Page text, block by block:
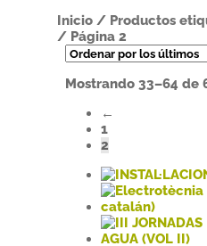
Inicio / Productos
/ Página 2
Mostrando 33–64 de
←
1
2
Este
producto
tiene
múltiples
Este
producto